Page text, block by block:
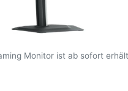
Monitor ist ab sofort